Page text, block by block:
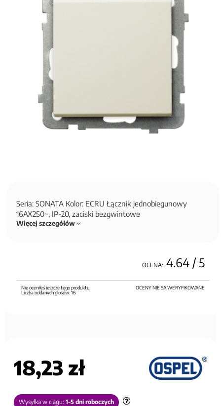
Seria: SONATA Kolor: ECRU Łącznik jednobiegunowy
16AX250~, IP-20, zaciski bezgwintowe
Więcej szczegółów
OCENA: 4.64/ 5
OCENY NIE SĄ WERYFIKOWANE
Nie oceniłeś jeszcze tego produktu.
Liczba oddanych głosów:16
18,23 zł
Wysyłka w ciągu: 1-5 dni roboczych